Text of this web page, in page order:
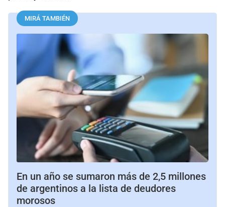
MIRÁ TAMBIÉN
En un año se sumaron más de 2,5 millones
de argentinos a la lista de deudores
morosos